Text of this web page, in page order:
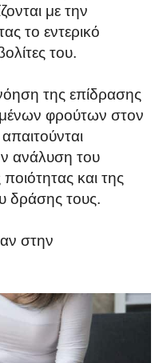
με την
το εντερικό
του.
της επίδρασης
φρούτων στον
ανάλυση του
και της
δράσης τους.
στην